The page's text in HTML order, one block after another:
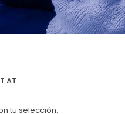
AT
tu selección.